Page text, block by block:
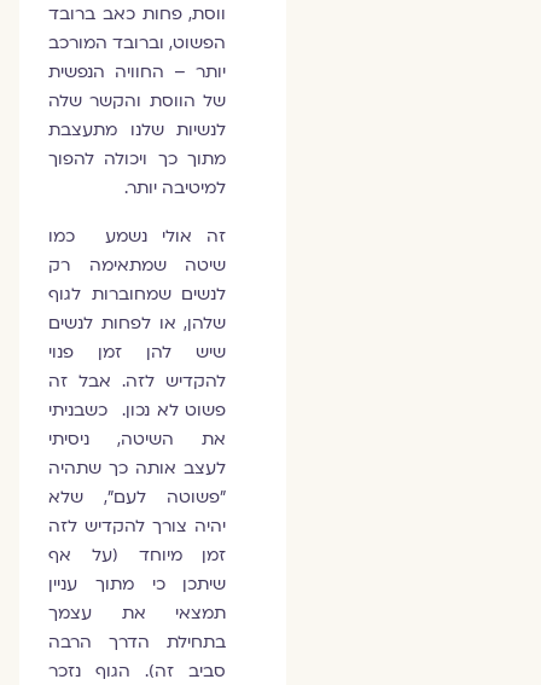
ווסת, פחות כאב ברובד
הפשוט, וברובד המורכב
יותר – החוויה הנפשית
של הווסת והקשר שלה
לנשיות שלנו מתעצבת
מתוך כך ויכולה להפוך
למיטיבה יותר.
זה אולי נשמע כמו
שיטה שמתאימה רק
לנשים שמחוברות לגוף
שלהן, או לפחות לנשים
שיש להן זמן פנוי
להקדיש לזה. אבל זה
פשוט לא נכון. כשבניתי
את השיטה, ניסיתי
לעצב אותה כך שתהיה
"פשוטה לעם", שלא
יהיה צורך להקדיש לזה
זמן מיוחד (על אף
שיתכן כי מתוך עניין
תמצאי את עצמך
בתחילת הדרך הרבה
סביב זה). הגוף נזכר